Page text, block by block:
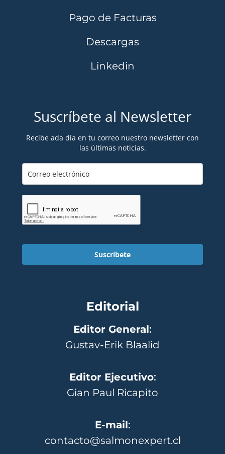
Pago de Facturas
Descargas
Linkedin
Suscríbete al Newsletter
Recibe ada día en tu correo nuestro newsletter con
las últimas noticias.
Suscríbete
Editorial
Editor General:
Gustav-Erik Blaalid
Editor Ejecutivo:
Gian Paul Ricapito
E-mail:
contacto@salmonexpert.cl